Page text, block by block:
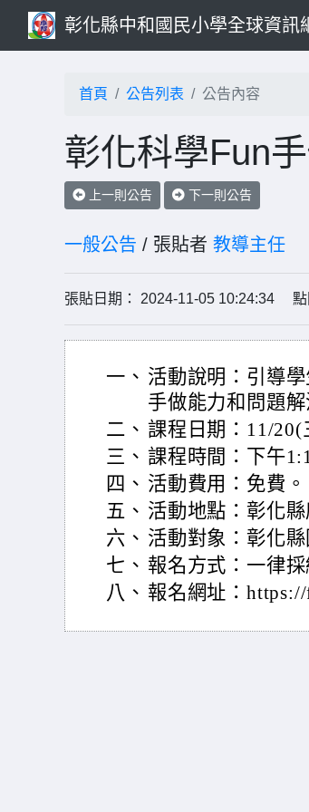
彰化縣中和國民小學全球資訊
首頁 公告列表 公告內容
彰化科學Fun
上一則公告 下一則公告
一般公告 / 張貼者 教導主任
張貼日期： 2024-11-05 10:24:34 點
一、 活動說明：引導
手做能力和問題
二、 課程日期：11/20(
三、 課程時間：下午
四、 活動費用：免費。
五、 活動地點：彰化
六、 活動對象：彰化
七、 報名方式：一律採
八、 報名網址：